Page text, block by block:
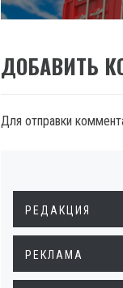
ДОБАВИТЬ
Для отправки
РЕДАКЦИЯ
РЕКЛАМА